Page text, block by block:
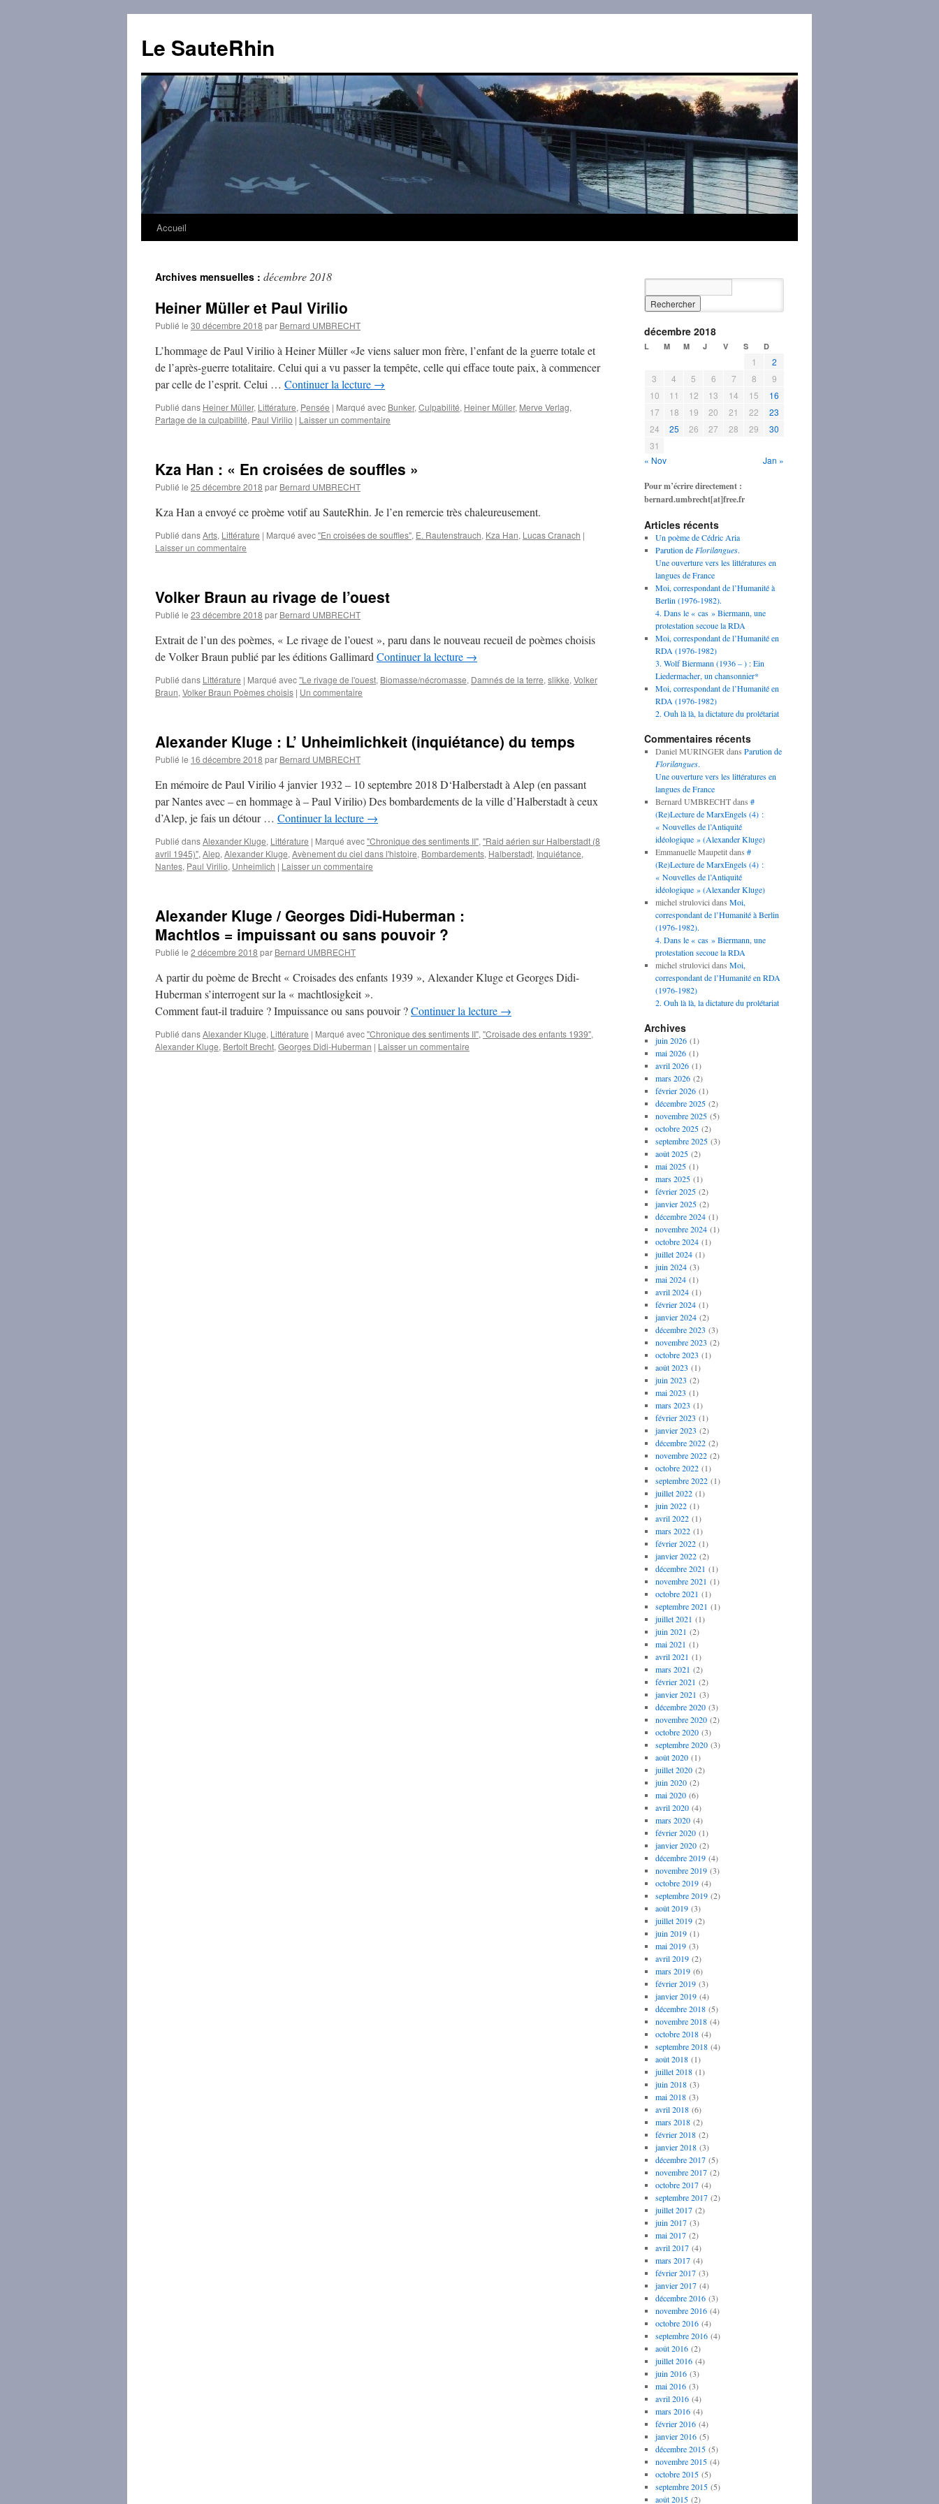
contenu
Le SauteRhin
Accueil
Archives mensuelles : décembre 2018
Heiner Müller et Paul Virilio
Publié le 30 décembre 2018 par Bernard UMBRECHT
L’hommage de Paul Virilio à Heiner Müller «Je viens saluer mon frère, l’enfant de la guerre totale et
de l’après-guerre totalitaire. Celui qui a vu passer la tempête, celle qui efface toute paix, à commencer
par celle de l’esprit. Celui … Continuer la lecture →
Publié dans Heiner Müller, Littérature, Pensée | Marqué avec Bunker, Culpabilité, Heiner Müller, Merve Verlag,
Partage de la culpabilité, Paul Virilio | Laisser un commentaire
Kza Han : « En croisées de souffles »
Publié le 25 décembre 2018 par Bernard UMBRECHT
Kza Han a envoyé ce proème votif au SauteRhin. Je l’en remercie très chaleureusement.
Publié dansArts, Littérature | Marqué avec"En croisées de souffles", E. Rautenstrauch, Kza Han, Lucas Cranach |
Laisser un commentaire
Volker Braun au rivage de l’ouest
Publié le 23 décembre 2018 par Bernard UMBRECHT
Extrait de l’un des poèmes, « Le rivage de l’ouest », paru dans le nouveau recueil de poèmes choisis
de Volker Braun publié par les éditions Gallimard Continuer la lecture →
Publié dans Littérature | Marqué avec"Le rivage de l'ouest, Biomasse/nécromasse, Damnés de la terre, slikke, Volker
Braun, Volker Braun Poèmes choisis | Un commentaire
Alexander Kluge : L’ Unheimlichkeit (inquiétance) du temps
Publié le 16 décembre 2018 par Bernard UMBRECHT
En mémoire de Paul Virilio 4 janvier 1932 – 10 septembre 2018 D‘Halberstadt à Alep (en passant
par Nantes avec – en hommage à – Paul Virilio) Des bombardements de la ville d’Halberstadt à ceux
d’Alep, je fais un détour … Continuer la lecture →
Publié dansAlexander Kluge, Littérature | Marqué avec"Chronique des sentiments II", "Raid aérien sur Halberstadt (8
avril 1945)", Alep, Alexander Kluge, Avènement du ciel dans l'histoire, Bombardements, Halberstadt, Inquiétance,
Nantes, Paul Virilio, Unheimlich | Laisser un commentaire
Alexander Kluge / Georges Didi-Huberman :
Machtlos = impuissant ou sans pouvoir ?
Publié le 2 décembre 2018 par Bernard UMBRECHT
A partir du poème de Brecht « Croisades des enfants 1939 », Alexander Kluge et Georges Didi-
Huberman s’interrogent sur la « machtlosigkeit ».
Comment faut-il traduire ? Impuissance ou sans pouvoir ?Continuer la lecture →
Publié dansAlexander Kluge, Littérature | Marqué avec"Chronique des sentiments II", "Croisade des enfants 1939",
Alexander Kluge, Bertolt Brecht, Georges Didi-Huberman | Laisser un commentaire
décembre 2018
L M M J V S D
1
2
3
4 5 6 7 8
9
10
11 12 13 14 15
16
17
18 19 20 21 22
23
24
25 26 27 28 29
30
31
« Nov
Jan »
Pour m’écrire directement :
bernard.umbrecht[at]free.fr
Articles récents
Un poème de Cédric Aria
Parution de Florilangues.
Une ouverture vers les littératures en
langues de France
Moi, correspondant de l’Humanité à
Berlin (1976-1982).
4. Dans le « cas » Biermann, une
protestation secoue la RDA
Moi, correspondant de l’Humanité en
RDA (1976-1982)
3. Wolf Biermann (1936 – ) : Ein
Liedermacher, un chansonnier*
Moi, correspondant de l’Humanité en
RDA (1976-1982)
2. Ouh là là, la dictature du prolétariat
Commentaires récents
Daniel MURINGER dans Parution de
Florilangues.
Une ouverture vers les littératures en
langues de France
Bernard UMBRECHTdans #
(Re)Lecture de MarxEngels (4) :
« Nouvelles de l’Antiquité
idéologique » (Alexander Kluge)
Emmanuelle Maupetitdans #
(Re)Lecture de MarxEngels (4) :
« Nouvelles de l’Antiquité
idéologique » (Alexander Kluge)
michel strulovici dans Moi,
correspondant de l’Humanité à Berlin
(1976-1982).
4. Dans le « cas » Biermann, une
protestation secoue la RDA
michel strulovici dans Moi,
correspondant de l’Humanité en RDA
(1976-1982)
2. Ouh là là, la dictature du prolétariat
Archives
juin 2026(1)
mai 2026(1)
avril 2026(1)
mars 2026(2)
février 2026(1)
décembre 2025(2)
novembre 2025(5)
octobre 2025(2)
septembre 2025(3)
août 2025(2)
mai 2025(1)
mars 2025(1)
février 2025(2)
janvier 2025(2)
décembre 2024(1)
novembre 2024(1)
octobre 2024(1)
juillet 2024(1)
juin 2024(3)
mai 2024(1)
avril 2024(1)
février 2024(1)
janvier 2024(2)
décembre 2023 (3)
novembre 2023 (2)
octobre 2023 (1)
août 2023 (1)
juin 2023 (2)
mai 2023 (1)
mars 2023 (1)
février 2023 (1)
janvier 2023 (2)
décembre 2022(2)
novembre 2022(2)
octobre 2022(1)
septembre 2022(1)
juillet 2022(1)
juin 2022(1)
avril 2022(1)
mars 2022(1)
février 2022(1)
janvier 2022(2)
décembre 2021 (1)
novembre 2021 (1)
octobre 2021 (1)
septembre 2021 (1)
juillet 2021 (1)
juin 2021 (2)
mai 2021 (1)
avril 2021 (1)
mars 2021 (2)
février 2021 (2)
janvier 2021 (3)
décembre 2020(3)
novembre 2020(2)
octobre 2020(3)
septembre 2020(3)
août 2020(1)
juillet 2020(2)
juin 2020(2)
mai 2020(6)
avril 2020(4)
mars 2020(4)
février 2020(1)
janvier 2020(2)
décembre 2019(4)
novembre 2019(3)
octobre 2019(4)
septembre 2019(2)
août 2019(3)
juillet 2019(2)
juin 2019(1)
mai 2019(3)
avril 2019(2)
mars 2019(6)
février 2019(3)
janvier 2019(4)
décembre 2018(5)
novembre 2018(4)
octobre 2018(4)
septembre 2018(4)
août 2018(1)
juillet 2018(1)
juin 2018(3)
mai 2018(3)
avril 2018(6)
mars 2018(2)
février 2018(2)
janvier 2018(3)
décembre 2017(5)
novembre 2017(2)
octobre 2017(4)
septembre 2017(2)
juillet 2017(2)
juin 2017(3)
mai 2017(2)
avril 2017(4)
mars 2017(4)
février 2017(3)
janvier 2017(4)
décembre 2016(3)
novembre 2016(4)
octobre 2016(4)
septembre 2016(4)
août 2016(2)
juillet 2016(4)
juin 2016(3)
mai 2016(3)
avril 2016(4)
mars 2016(4)
février 2016(4)
janvier 2016(5)
décembre 2015(5)
novembre 2015(4)
octobre 2015(5)
septembre 2015(5)
août 2015(2)